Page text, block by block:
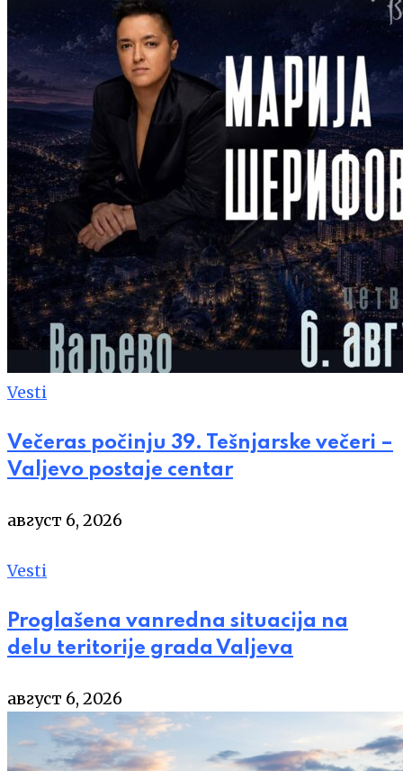
Vesti
Večeras počinju 39. Tešnjarske večeri –
Valjevo postaje centar
август 6, 2026
Vesti
Proglašena vanredna situacija na
delu teritorije grada Valjeva
август 6, 2026